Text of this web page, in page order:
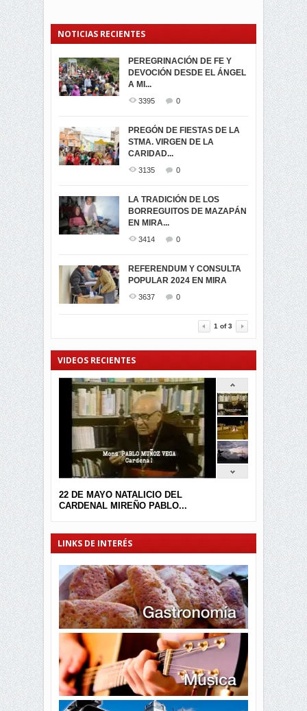
NOTICIAS RECIENTES
PEREGRINACIÓN DE FE Y
DEVOCIÓN DESDE EL ÁNGEL
A MI...
3395 0
PREGÓN DE FIESTAS DE LA
STMA. VIRGEN DE LA
CARIDAD...
3135 0
LA TRADICIÓN DE LOS
BORREGUITOS DE MAZAPÁN
EN MIRA...
3414 0
REFERENDUM Y CONSULTA
POPULAR 2024 EN MIRA
3637 0
PROCESIÓN DE LA VIRGEN
DE LA CARIDAD 2024
3062
-ENCENDIDO DEL ARBOL DE
...
MIRA
3441
TRIUNFO DE...
SEGUNDA VUELTA
ELECCIONES
PRESIDENCIALES 2023 EN
M...
ELECCION CRUCIAL:
SEGUNDA VUELTA
PRESIDENCIAL EL 1...
VIRTUALES ASAMBLEISTAS
POR LA PROVINCIA DEL
CARCHI...
MIRA.EC FUE
GALARDONADA
1 of3
VIDEOS RECIENTES
22 DE MAYO NATALICIO DEL
CARDENAL MIREÑO PABLO...
LINKS DE INTERÉS